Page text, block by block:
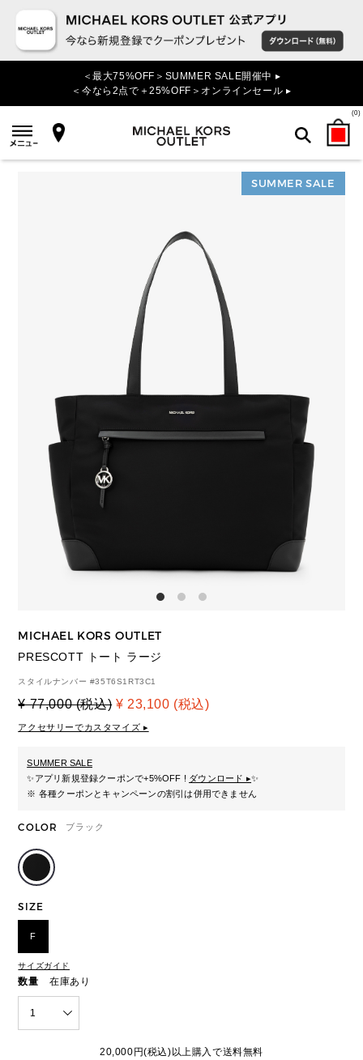
＜最大75%OFF＞SUMMER SALE開催中 ▸
＜今なら2点で＋25%OFF＞オンラインセール ▸
(0)
検索
SUMMER SALE
MICHAEL KORS OUTLET
PRESCOTT トート ラージ
スタイルナンバー #35T6S1RT3C1
¥ 77,000 (税込) ¥ 23,100 (税込)
アクセサリーでカスタマイズ ▸
SUMMER SALE
✨アプリ新規登録クーポンで+5%OFF ! ダウンロード ▸✨
※ 各種クーポンとキャンペーンの割引は併用できません
COLOR ブラック
SIZE
F
サイズガイド
数量 在庫あり
1
20,000円(税込)以上購入で送料無料